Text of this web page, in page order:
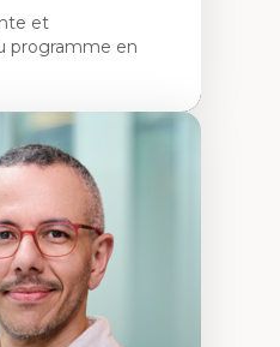
et
programme en
et justice sociale
et des
en travail social et en
offre active et
en contexte
le handicap, la
et les injustices